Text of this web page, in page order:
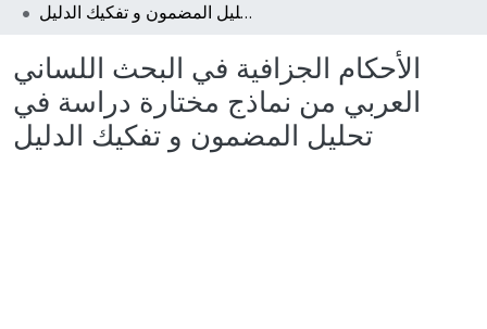
الأحكام الجزافية في البحث اللساني العربي من نماذج مختارة دراسة في تحليل المضمون و تفكيك الدليل
الأحكام الجزافية في البحث اللساني
العربي من نماذج مختارة دراسة في
تحليل المضمون و تفكيك الدليل